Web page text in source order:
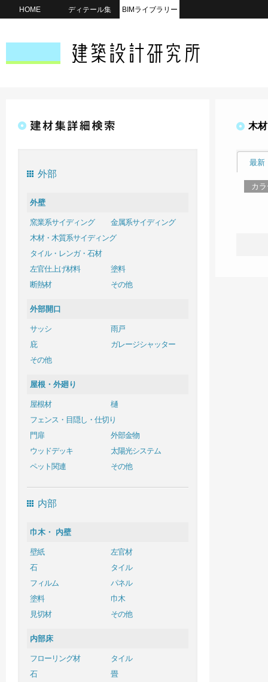
HOME ディテール集 BIMライブラリー
外部
外壁
窯業系サイディング
金属系サイディング
木材・木質系サイディング
タイル・レンガ・石材
左官仕上げ材料
塗料
断熱材
その他
外部開口
サッシ
雨戸
庇
ガレージシャッター
その他
屋根・外廻り
屋根材
樋
フェンス・目隠し・仕切り
門扉
外部金物
ウッドデッキ
太陽光システム
ペット関連
その他
内部
巾木・ 内壁
壁紙
左官材
石
タイル
フィルム
パネル
塗料
巾木
見切材
その他
内部床
フローリング材
タイル
石
畳
木
最新
カ